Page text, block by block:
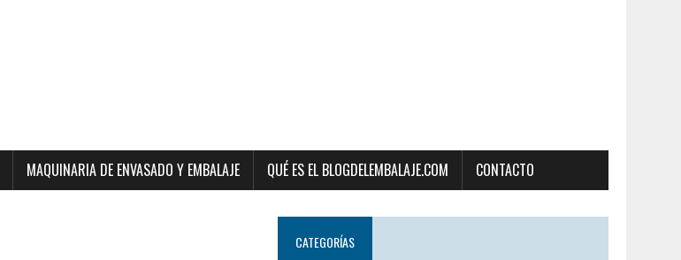
MAQUINARIA DE ENVASADO Y EMBALAJE QUÉ ES EL BLOGDELEMBALAJE.COM CONTACTO
CATEGORÍAS